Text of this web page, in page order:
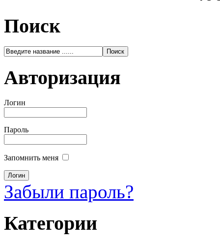
Поиск
Авторизация
Логин
Пароль
Запомнить меня
Забыли пароль?
Категории